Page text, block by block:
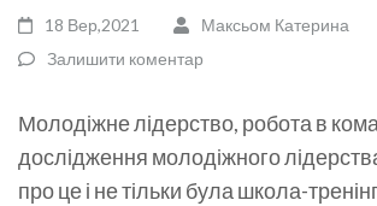
18 Вер,2021
Максьом Катерина
Залишити коментар
Молодіжне лідерство, робота в
дослідження молодіжного лідерства
про це і не тільки була школа-